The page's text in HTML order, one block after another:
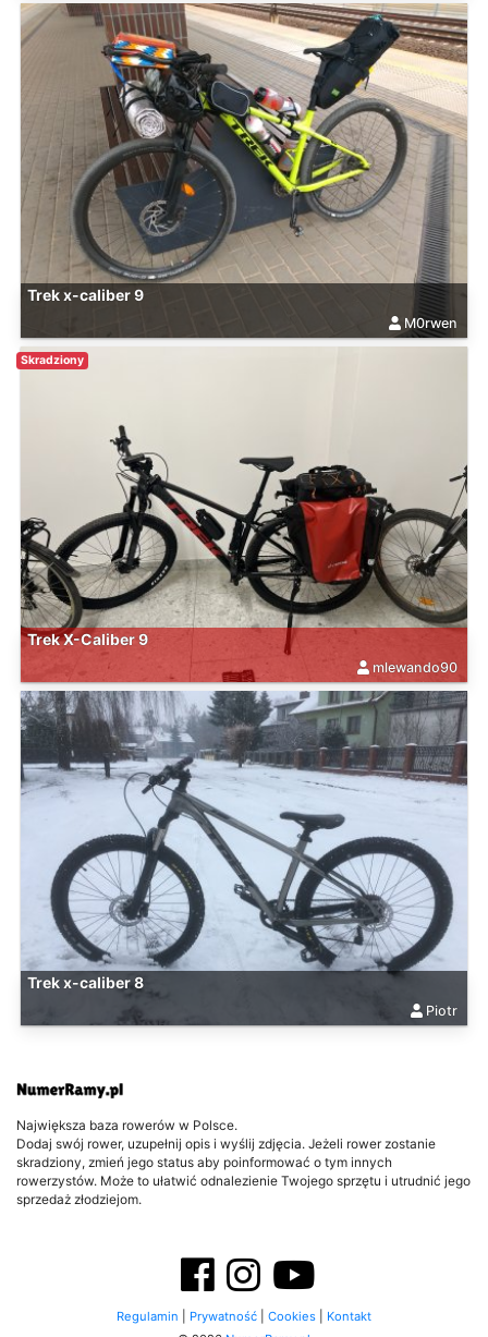
Trek x-caliber 9
M0rwen
Skradziony
Trek X-Caliber 9
mlewando90
Trek x-caliber 8
Piotr
Największa baza rowerów w Polsce.
Dodaj swój rower, uzupełnij opis i wyślij zdjęcia. Jeżeli rower zostanie
skradziony, zmień jego status aby poinformować o tym innych
rowerzystów. Może to ułatwić odnalezienie Twojego sprzętu i utrudnić jego
sprzedaż złodziejom.
Regulamin Prywatność Cookies
Kontakt